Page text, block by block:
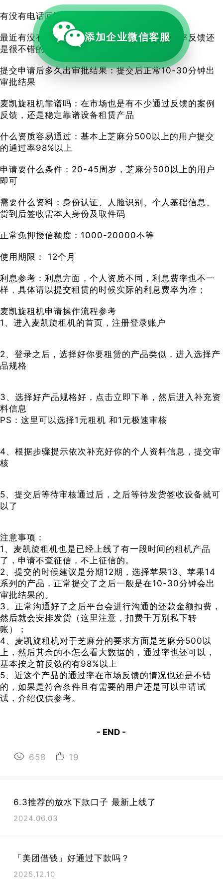
有没有电话回访：基本大部分都是系统审批
最近有没有通过的案例反馈：是，最近的通过率反馈还
是很不错的
提交申请后多久出审批结果：提交后正常10-30分钟出
审批结果
麦凯旋租机靠谱吗：在市场也是有不少通过反馈的案例
反馈，还是稳定靠谱设备租赁产品
什么资质容易通过：基本上芝麻分500以上的用户提交
的通过率98%以上
申请要什么条件：20-45周岁，芝麻分500以上的用户
即可
需要什么资料：身份认证、人脸识别、个人基础信息、
货到后签收需本人身份及取件码
正常免押授信额度：1000-20000不等
使用期限： 12个月
利息参考：利息方面，个人资质不同，利息费率也不一
样，具体请以提交租赁的时候实际的利息费率为准；
麦凯旋租机申请操作流程参考
1、进入麦凯旋租机的首页，注册登录账户
2、登录之后，选择好你要租赁的产品类似，进入选择产
品规格
3、选择好产品规格好，点击立即下单，然后进入补充资
料信息
PS：这里可以选择1元租机 和1元极速审核
4、根据步骤提示依次补充好你的个人资料信息，提交审
核
5、提交后等待审核通过后，之后等待发货签收设备就可
以了
注意事项：
1、麦凯旋租机也是已经上线了有一段时间的租机产品
了，申请不查征信，不上征信的。
2、提交的时候建议是分期12期，选择苹果13、苹果14
系列的产品，正常提交了之后一般是在10-30分钟会出
审批结果的。
3、正常沟通好了之后平台会进行沟通的还款金额扣费，
然后就会安排发货（这里注意，扣费千万别私下转
账）；
4、麦凯旋租机对于芝麻分的要求方面是芝麻分500以
上，然后其余的不怎么看大数据的，通过率也还可以，
基本按之前反馈的有98%以上
5、近这个产品的通过率在市场反馈的情况也还是不错
的，如果是符合条件且有需要的用户还是可以申请试
试，介绍仅供参考。
- END -
658 19
6.3推荐的放水下款口子 最新上线了
2024.06.03
「美团借钱」好通过下款吗？
2025.12.10
添加企业微信客服